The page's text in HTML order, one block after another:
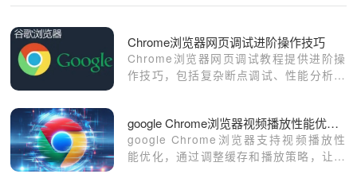
Chrome浏览器网页调试进阶操作技巧
Chrome浏览器网页调试教程提供进阶操
作技巧，包括复杂断点调试、性能分析、
页功能，实现更专业化的开发调试操作。
google Chrome浏览器视频播放性能优化方法
google Chrome浏览器支持视频播放性
能优化，通过调整缓存和播放策略，让视